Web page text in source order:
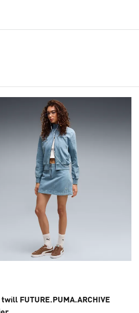
FUTURE.PUMA.ARCHIVE